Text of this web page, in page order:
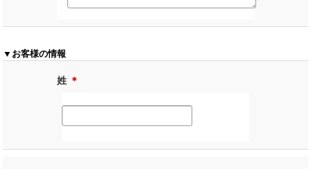
▼お客様の情報
姓 ＊